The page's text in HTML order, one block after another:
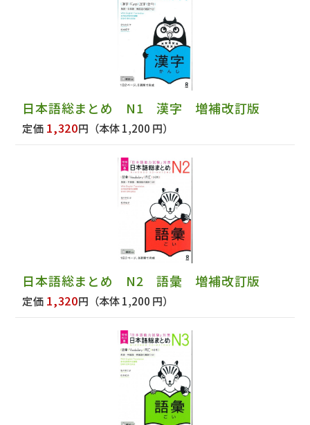
日本語総まとめ N1 漢字 増補改訂版
定価 1,320円 （本体 1,200 円）
日本語総まとめ N2 語彙 増補改訂版
定価 1,320円 （本体 1,200 円）